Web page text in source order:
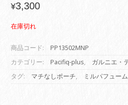
¥3,300
在庫切れ
商品コード:
PP13502MNP
カテゴリー:
Pacifiq-plus, ガルニエ・
タグ:
マチなしポーチ, ミルパフューム